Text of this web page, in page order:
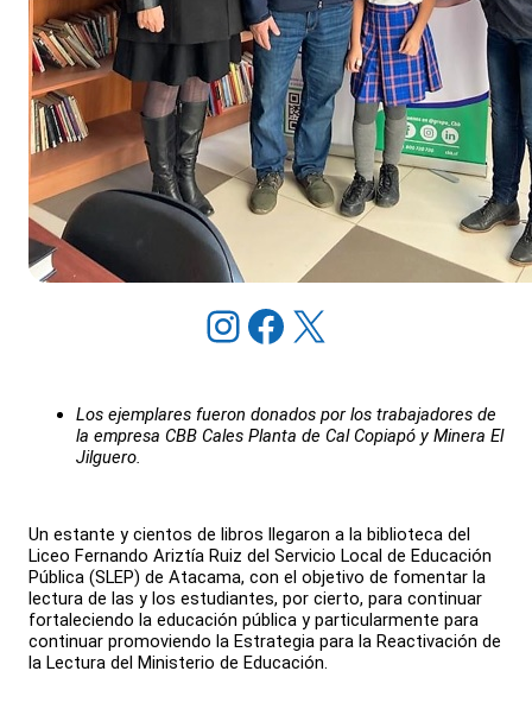
Instagram Facebook X
Los ejemplares fueron donados por los trabajadores de
la empresa CBB Cales Planta de Cal Copiapó y Minera El
Jilguero.
Un estante y cientos de libros llegaron a la biblioteca del
Liceo Fernando Ariztía Ruiz del Servicio Local de Educación
Pública (SLEP) de Atacama, con el objetivo de fomentar la
lectura de las y los estudiantes, por cierto, para continuar
fortaleciendo la educación pública y particularmente para
continuar promoviendo la Estrategia para la Reactivación de
la Lectura del Ministerio de Educación.